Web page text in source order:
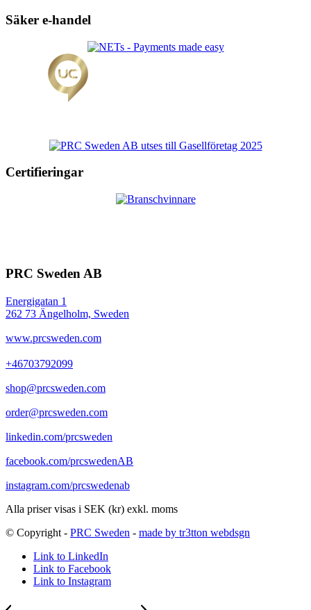
Säker e-handel
Certifieringar
PRC Sweden AB
Energigatan 1
262 73 Ängelholm, Sweden
www.prcsweden.com
+46703792099
shop@prcsweden.com
order@prcsweden.com
linkedin.com/prcsweden
facebook.com/prcswedenAB
instagram.com/prcswedenab
Alla priser visas i SEK (kr) exkl. moms
© Copyright - PRC Sweden - made by tr3tton webdsgn
Link to LinkedIn
Link to Facebook
Link to Instagram